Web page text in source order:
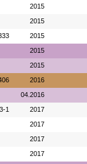
2015
2015
2015
2015
2015
2016
04.2016
1 2017
2017
2017
2017